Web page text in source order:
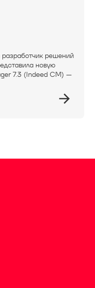
решений
новую
7.3 (Indeed CM) —